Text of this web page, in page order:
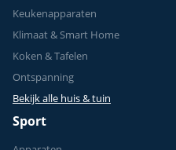
Keukenapparaten
Klimaat & Smart Home
Koken & Tafelen
Ontspanning
Bekijk alle huis & tuin
Sport